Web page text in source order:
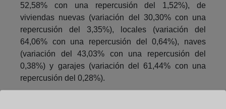
52,58% con una repercusión del 1,52%), de
viviendas nuevas (variación del 30,30% con una
repercusión del 3,35%), locales (variación del
64,06% con una repercusión del 0,64%), naves
(variación del 43,03% con una repercusión del
0,38%) y garajes (variación del 61,44% con una
repercusión del 0,28%).